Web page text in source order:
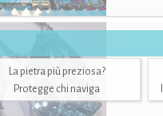
La pietra più preziosa?
Protegge chi naviga